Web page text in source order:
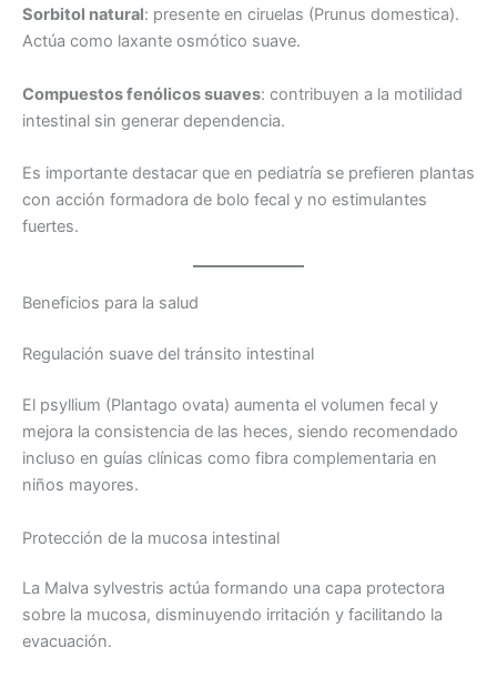
Sorbitol natural: presente en ciruelas (Prunus domestica).
Actúa como laxante osmótico suave.
Compuestos fenólicos suaves: contribuyen a la motilidad
intestinal sin generar dependencia.
Es importante destacar que en pediatría se prefieren plantas
con acción formadora de bolo fecal y no estimulantes
fuertes.
Beneficios para la salud
Regulación suave del tránsito intestinal
El psyllium (Plantago ovata) aumenta el volumen fecal y
mejora la consistencia de las heces, siendo recomendado
incluso en guías clínicas como fibra complementaria en
niños mayores.
Protección de la mucosa intestinal
La Malva sylvestris actúa formando una capa protectora
sobre la mucosa, disminuyendo irritación y facilitando la
evacuación.